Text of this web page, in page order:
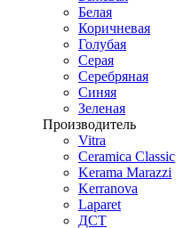
Белая
Коричневая
Голубая
Серая
Серебряная
Синяя
Зеленая
Производитель
Vitra
Ceramica Classic
Kerama Marazzi
Kerranova
Laparet
ДСТ